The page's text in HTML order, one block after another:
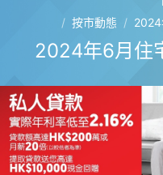
/ 按市動態 / 2024
2024年6月住